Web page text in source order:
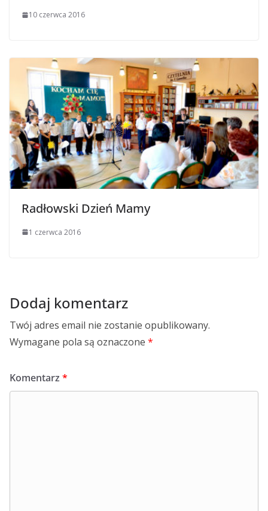
10 czerwca 2016
Radłowski Dzień Mamy
1 czerwca 2016
Dodaj komentarz
Twój adres email nie zostanie opublikowany.
Wymagane pola są oznaczone *
Komentarz *